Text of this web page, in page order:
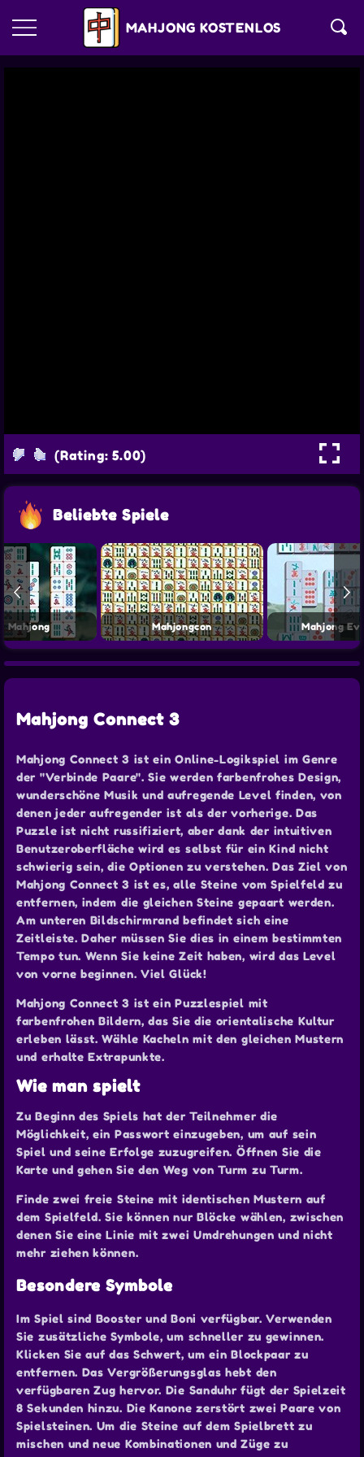
MAHJONG KOSTENLOS
(Rating: 5.00)
Beliebte Spiele
Mahjong Mahjongcon Mahjong
Mahjong Connect 3
Mahjong Connect 3 ist ein Online-Logikspiel im Genre
der "Verbinde Paare". Sie werden farbenfrohes Design,
wunderschöne Musik und aufregende Level finden, von
denen jeder aufregender ist als der vorherige. Das
Puzzle ist nicht russifiziert, aber dank der intuitiven
Benutzeroberfläche wird es selbst für ein Kind nicht
schwierig sein, die Optionen zu verstehen. Das Ziel von
Mahjong Connect 3 ist es, alle Steine vom Spielfeld zu
entfernen, indem die gleichen Steine gepaart werden.
Am unteren Bildschirmrand befindet sich eine
Zeitleiste. Daher müssen Sie dies in einem bestimmten
Tempo tun. Wenn Sie keine Zeit haben, wird das Level
von vorne beginnen. Viel Glück!
Mahjong Connect 3 ist ein Puzzlespiel mit
farbenfrohen Bildern, das Sie die orientalische Kultur
erleben lässt. Wähle Kacheln mit den gleichen Mustern
und erhalte Extrapunkte.
Wie man spielt
Zu Beginn des Spiels hat der Teilnehmer die
Möglichkeit, ein Passwort einzugeben, um auf sein
Spiel und seine Erfolge zuzugreifen. Öffnen Sie die
Karte und gehen Sie den Weg von Turm zu Turm.
Finde zwei freie Steine mit identischen Mustern auf
dem Spielfeld. Sie können nur Blöcke wählen, zwischen
denen Sie eine Linie mit zwei Umdrehungen und nicht
mehr ziehen können.
Besondere Symbole
Im Spiel sind Booster und Boni verfügbar. Verwenden
Sie zusätzliche Symbole, um schneller zu gewinnen.
Klicken Sie auf das Schwert, um ein Blockpaar zu
entfernen. Das Vergrößerungsglas hebt den
verfügbaren Zug hervor. Die Sanduhr fügt der Spielzeit
8 Sekunden hinzu. Die Kanone zerstört zwei Paare von
Spielsteinen. Um die Steine auf dem Spielbrett zu
mischen und neue Kombinationen und Züge zu